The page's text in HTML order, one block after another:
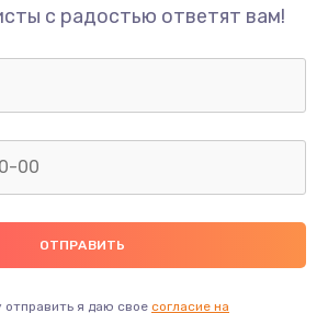
с радостью ответят вам!
отправить я даю свое согласие на